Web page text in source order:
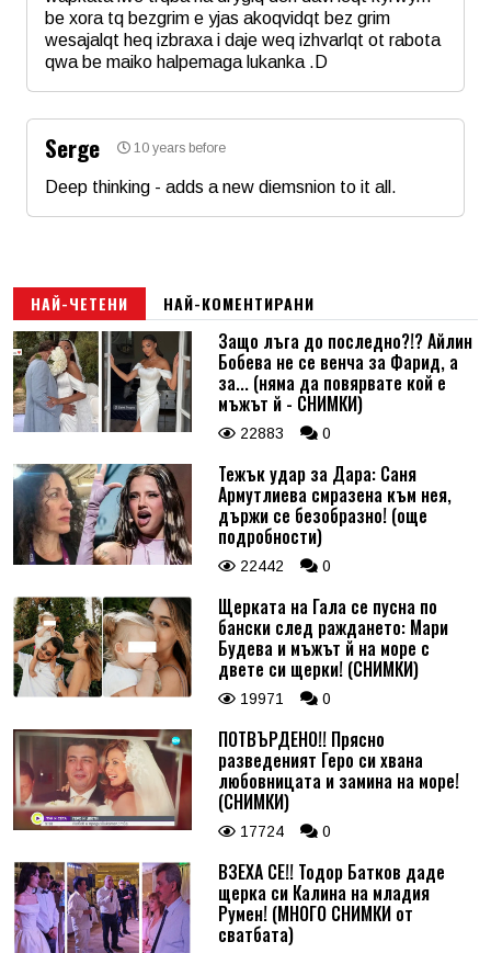
be xora tq bezgrim e yjas akoqvidqt bez grim
wesajalqt heq izbraxa i daje weq izhvarlqt ot rabota
qwa be maiko halpemaga lukanka .D
Email
Serge 10 years before
Deep thinking - adds a new diemsnion to it all.
Email
Коментар*
НАЙ-ЧЕТЕНИ НАЙ-КОМЕНТИРАНИ
Защо лъга до последно?!? Айлин
Бобева не се венча за Фарид, а
за... (няма да повярвате кой е
мъжът й - СНИМКИ)
22883 0
Тежък удар за Дара: Саня
Армутлиева смразена към нея,
държи се безобразно! (още
подробности)
22442 0
Щерката на Гала се пусна по
бански след раждането: Мари
Будева и мъжът й на море с
двете си щерки! (СНИМКИ)
19971 0
ПОТВЪРДЕНО!! Прясно
разведеният Геро си хвана
любовницата и замина на море!
(СНИМКИ)
17724 0
ВЗЕХА СЕ!! Тодор Батков даде
щерка си Калина на младия
Румен! (МНОГО СНИМКИ от
сватбата)